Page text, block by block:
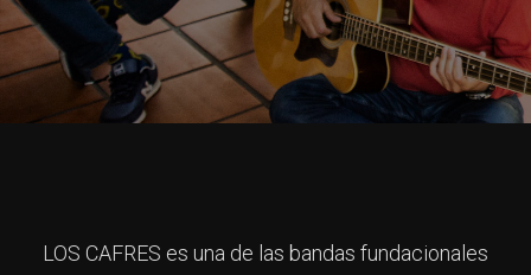
LOS CAFRES es una de las bandas fundacionales